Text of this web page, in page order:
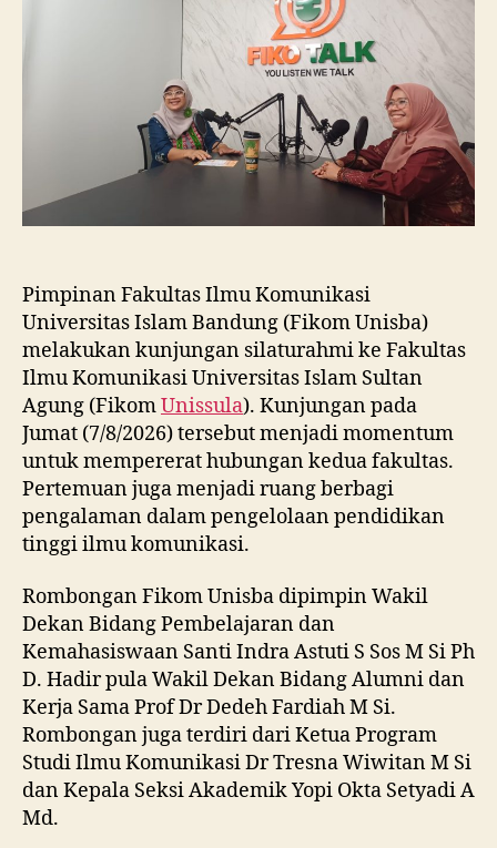
RPL
dan
Tinjau
Tiga
Laboratorium
Unggulan
Pimpinan Fakultas Ilmu Komunikasi
Universitas Islam Bandung (Fikom Unisba)
melakukan kunjungan silaturahmi ke Fakultas
Ilmu Komunikasi Universitas Islam Sultan
Agung (FikomUnissula). Kunjungan pada
Jumat (7/8/2026) tersebut menjadi momentum
untuk mempererat hubungan kedua fakultas.
Pertemuan juga menjadi ruang berbagi
pengalaman dalam pengelolaan pendidikan
tinggi ilmu komunikasi.
Rombongan Fikom Unisba dipimpin Wakil
Dekan Bidang Pembelajaran dan
Kemahasiswaan Santi Indra Astuti S Sos M Si Ph
D. Hadir pula Wakil Dekan Bidang Alumni dan
Kerja Sama Prof Dr Dedeh Fardiah M Si.
Rombongan juga terdiri dari Ketua Program
Studi Ilmu Komunikasi Dr Tresna Wiwitan M Si
dan Kepala Seksi Akademik Yopi Okta Setyadi A
Md.